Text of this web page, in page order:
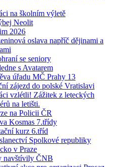
na školním výletě
Neolit
2026
oslava napříč dějinami a
se seniory
s Avatarem
úřadu MČ Prahy 13
zájezd do polské Vratislavi
vzlétli! Zážitek z leteckých
na letišti.
na Policii ČR
Kosmas 7.třídy
kurz 6.tříd
Spolkové republiky
v Praze
navštívily ČNB